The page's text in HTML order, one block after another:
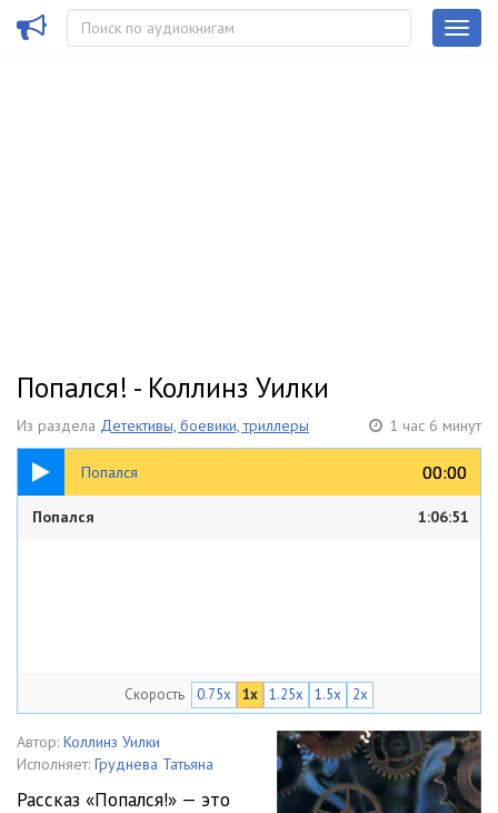
Попался! - Коллинз Уилки
Из раздела Детективы, боевики, триллеры 1 час 6 минут
Попался 00:00
00:00
1:06:51
Попался 1:06:51
Скорость 0.75x 1x 1.25x 1.5x 2x
Автор: Коллинз Уилки
Исполняет: Груднева Татьяна
Рассказ «Попался!» — это